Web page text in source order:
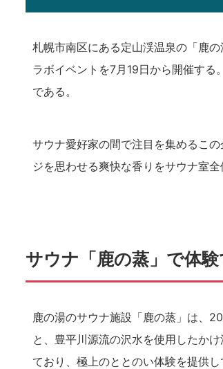
札幌市南区にある定山渓温泉の「鹿
ラボイベントを7月19日から開催する
である。
サウナ愛好家の間で注目を集めるこ
ジを思わせる爽快な香りをサウナ室
サウナ「鹿の蒸」で体
鹿の湯のサウナ施設「鹿の蒸」は、
と、豊平川源流の沢水を使用したか
ており、極上のととのい体験を提供し